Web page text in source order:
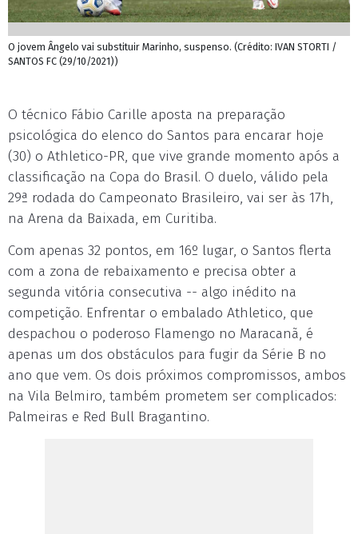
O jovem Ângelo vai substituir Marinho, suspenso. (Crédito: IVAN STORTI /
SANTOS FC (29/10/2021))
O técnico Fábio Carille aposta na preparação
psicológica do elenco do Santos para encarar hoje
(30) o Athletico-PR, que vive grande momento após a
classificação na Copa do Brasil. O duelo, válido pela
29ª rodada do Campeonato Brasileiro, vai ser às 17h,
na Arena da Baixada, em Curitiba.
Com apenas 32 pontos, em 16º lugar, o Santos flerta
com a zona de rebaixamento e precisa obter a
segunda vitória consecutiva -- algo inédito na
competição. Enfrentar o embalado Athletico, que
despachou o poderoso Flamengo no Maracanã, é
apenas um dos obstáculos para fugir da Série B no
ano que vem. Os dois próximos compromissos, ambos
na Vila Belmiro, também prometem ser complicados:
Palmeiras e Red Bull Bragantino.